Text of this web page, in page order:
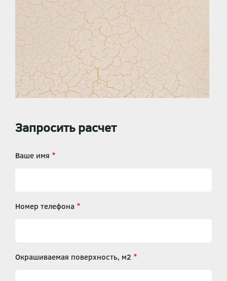
Запросить расчет
Ваше имя
Номер телефона
Окрашиваемая поверхность, м2